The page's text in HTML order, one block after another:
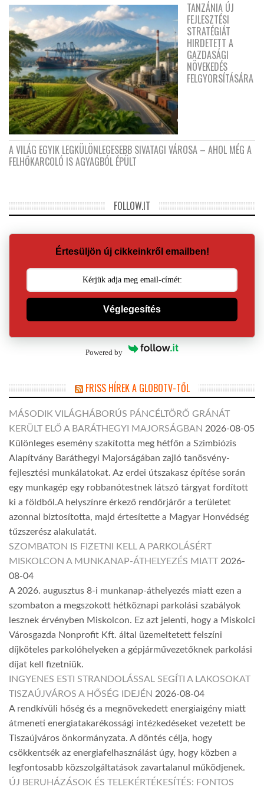
TANZÁNIA ÚJ
FEJLESZTÉSI
STRATÉGIÁT
HIRDETETT A
GAZDASÁGI
NÖVEKEDÉS
FELGYORSÍTÁSÁRA
A VILÁG EGYIK LEGKÜLÖNLEGESEBB SIVATAGI VÁROSA – AHOL MÉG A
FELHŐKARCOLÓ IS AGYAGBÓL ÉPÜLT
FOLLOW.IT
Értesüljön új cikkeinkről emailben!
Véglegesítés
Powered by
FRISS HÍREK A GLOBOTV-TŐL
MÁSODIK VILÁGHÁBORÚS PÁNCÉLTÖRŐ GRÁNÁT
KERÜLT ELŐ A BARÁTHEGYI MAJORSÁGBAN 2026-08-05
Különleges esemény szakította meg hétfőn a Szimbiózis
Alapítvány Baráthegyi Majorságában zajló tanösvény-
fejlesztési munkálatokat. Az erdei útszakasz építése során
egy munkagép egy robbanótestnek látszó tárgyat fordított
ki a földből.A helyszínre érkező rendőrjárőr a területet
azonnal biztosította, majd értesítette a Magyar Honvédség
tűzszerész alakulatát.
SZOMBATON IS FIZETNI KELL A PARKOLÁSÉRT
MISKOLCON A MUNKANAP-ÁTHELYEZÉS MIATT 2026-
08-04
A 2026. augusztus 8-i munkanap-áthelyezés miatt ezen a
szombaton a megszokott hétköznapi parkolási szabályok
lesznek érvényben Miskolcon. Ez azt jelenti, hogy a Miskolci
Városgazda Nonprofit Kft. által üzemeltetett felszíni
díjköteles parkolóhelyeken a gépjárművezetőknek parkolási
díjat kell fizetniük.
INGYENES ESTI STRANDOLÁSSAL SEGÍTI A LAKOSOKAT
TISZAÚJVÁROS A HŐSÉG IDEJÉN 2026-08-04
A rendkívüli hőség és a megnövekedett energiaigény miatt
átmeneti energiatakarékossági intézkedéseket vezetett be
Tiszaújváros önkormányzata. A döntés célja, hogy
csökkentsék az energiafelhasználást úgy, hogy közben a
legfontosabb közszolgáltatások zavartalanul működjenek.
ÚJ BERUHÁZÁSOK ÉS TELEKÉRTÉKESÍTÉS: FONTOS